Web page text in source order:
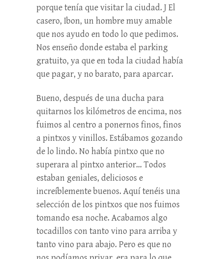
porque tenía que visitar la ciudad. J El
casero, Ibon, un hombre muy amable
que nos ayudo en todo lo que pedimos.
Nos enseño donde estaba el parking
gratuito, ya que en toda la ciudad había
que pagar, y no barato, para aparcar.
Bueno, después de una ducha para
quitarnos los kilómetros de encima, nos
fuimos al centro a ponernos finos, finos
a pintxos y vinillos. Estábamos gozando
de lo lindo. No había pintxo que no
superara al pintxo anterior… Todos
estaban geniales, deliciosos e
increíblemente buenos. Aquí tenéis una
selección de los pintxos que nos fuimos
tomando esa noche. Acabamos algo
tocadillos con tanto vino para arriba y
tanto vino para abajo. Pero es que no